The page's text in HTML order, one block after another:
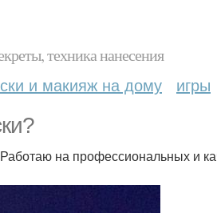
техника нанесения
и макияж на дому игры
на профессиональных и